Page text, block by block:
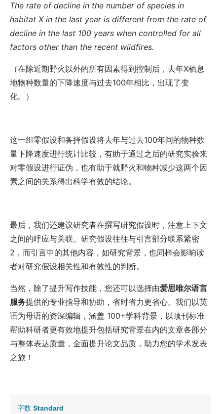
The rate of decline in the number of species in
habitat X in the last year is different from the rate of
decline in the last 100 years when controlled for all
factors other than the recent wildfires.
（在除近期野火以外的所有因素得到控制后，去年X栖息
地物种数量的下降速度与过去100年相比，出现了变
化。）
这一组零假设和备择假设将去年与过去100年间的物种数
量下降速度进行统计比较，有助于通过之后的研究实验来
对零假设进行证伪，也有助于就野火和物种减少这两个因
素之间的关系得出科学有效的结论。
最后，我们还建议研究者在撰写研究假设时，注意上下文
之间的呼应与关联。研究假设往往与引言部分联系紧密
2 ，而引言中的其他内容，如研究背景，也同样会影响读
者对研究假设相关性和有效性的判断。
当然，除了提升写作技能，您还可以选择由爱思唯尔语言
服务提供的专业指导和协助，省时省力更省心。我们以英
语为母语的资深编辑，涵盖 100+学科背景，以顶刊标准
帮助科研者更有效地提升包括研究背景在内的文章各部分
与整体表达质量，全面提升论文品质，助力您的学术发表
之旅！
字数 Standard